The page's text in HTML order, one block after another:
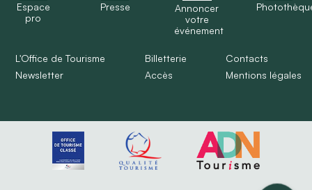
Espace
pro
Presse
Annoncer
votre
événement
L'Office de Tourisme
Newsletter
Billetterie
Accès
Contacts
Mentions légales